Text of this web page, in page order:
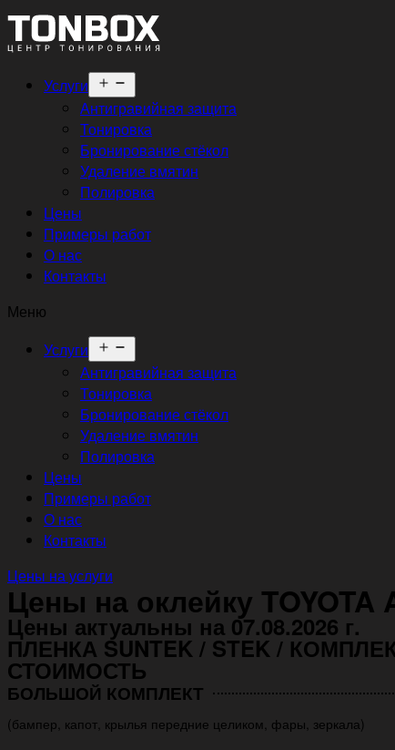
Услуги
меню
Антигравийная защита
Тонировка
Бронирование стёкол
Удаление вмятин
Полировка
Цены
Примеры работ
О нас
Контакты
Меню
Услуги
меню
Антигравийная защита
Тонировка
Бронирование стёкол
Удаление вмятин
Полировка
Цены
Примеры работ
О нас
Контакты
Цены на услуги
Цены на оклейку
Цены актуальны на 07.08.2026 г.
ПЛЕНКА SUNTEK / STEK /
СТОИМОСТЬ
БОЛЬШОЙ КОМПЛЕКТ
(бампер, капот, крылья передние целиком, фары, зеркала)